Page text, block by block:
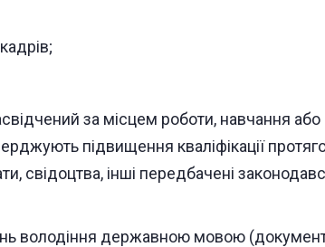
за місцем роботи, навчання або
підвищення кваліфікації
свідоцтва, інші передбачені
володіння державною мовою